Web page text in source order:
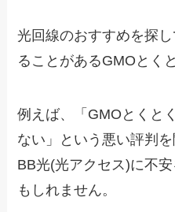
光回線のおすすめを探
ることがあるGMOとく
例えば、「GMOとくと
ない」という悪い評判
BB光(光アクセス)に不
もしれません。